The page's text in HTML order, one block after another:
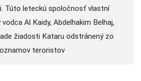
Túto leteckú spoločnosť vlastní
Al Kaidy, Abdelhakim Belhaj,
žiadosti Kataru odstránený zo
teroristov